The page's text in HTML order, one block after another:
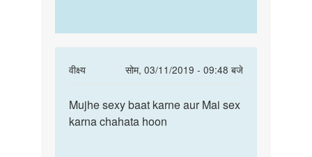
वीक्ष्य
सोम, 03/11/2019 - 09:48 बजे
In
to
Sex
Mujhe
sexy
Mujhe sexy baat karne aur Mai sex
karna chahata hoon